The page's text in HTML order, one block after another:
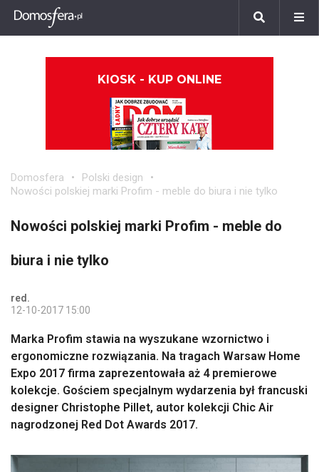
KIOSK - KUP ONLINE
Domosfera
Polski design
Nowości polskiej marki Profim - meble do biura i nie tylko
Nowości polskiej marki Profim - meble do
biura i nie tylko
red.
12-10-2017 15:00
Marka Profim stawia na wyszukane wzornictwo i
ergonomiczne rozwiązania. Na tragach Warsaw Home
Expo 2017 firma zaprezentowała aż 4 premierowe
kolekcje. Gościem specjalnym wydarzenia był francuski
designer Christophe Pillet, autor kolekcji Chic Air
nagrodzonej Red Dot Awards 2017.